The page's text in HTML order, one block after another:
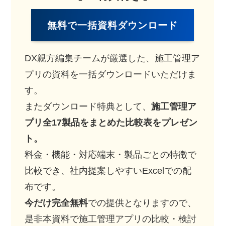
無料で一括資料ダウンロード
DX親方編集チームが厳選した、施工管理ア
プリの資料を一括ダウンロードいただけま
す。
またダウンロード特典として、施工管理ア
プリ全17製品をまとめた比較表をプレゼン
ト。
料金・機能・対応端末・製品ごとの特徴で
比較でき、社内提案しやすいExcelでの配
布です。
今だけ完全無料での提供となりますので、
是非本資料で施工管理アプリの比較・検討